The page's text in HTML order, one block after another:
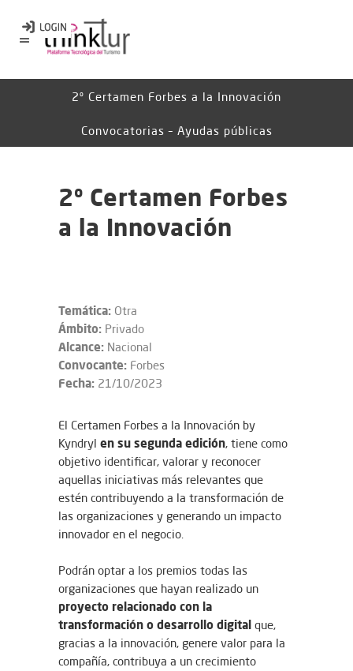
2º Certamen Forbes a la Innovación
Convocatorias – Ayudas públicas
2º Certamen Forbes
a la Innovación
Temática: Otra
Ámbito: Privado
Alcance: Nacional
Convocante: Forbes
Fecha: 21/10/2023
El Certamen Forbes a la Innovación by
Kyndryl en su segunda edición, tiene como
objetivo identificar, valorar y reconocer
aquellas iniciativas más relevantes que
estén contribuyendo a la transformación de
las organizaciones y generando un impacto
innovador en el negocio.
Podrán optar a los premios todas las
organizaciones que hayan realizado un
proyecto relacionado con la
transformación o desarrollo digital que,
gracias a la innovación, genere valor para la
compañía, contribuya a un crecimiento